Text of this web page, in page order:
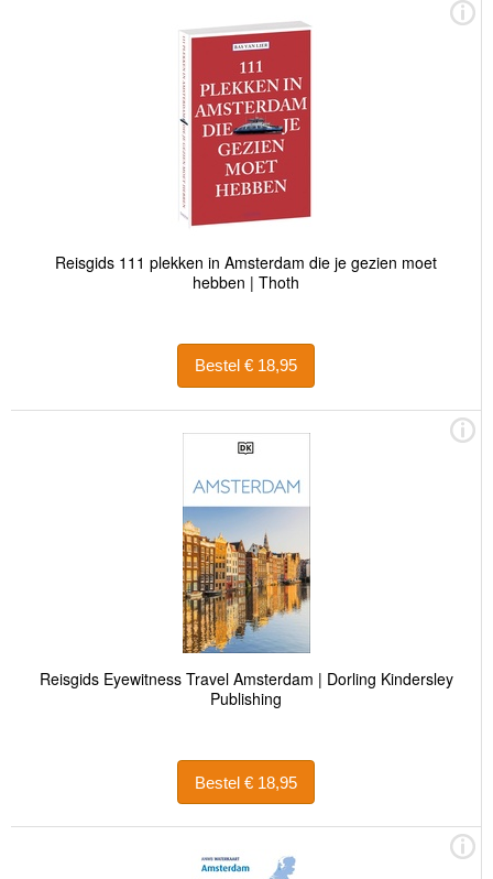
Reisgids 111 plekken in Amsterdam die je gezien moet
hebben | Thoth
Bestel € 18,95
Reisgids Eyewitness Travel Amsterdam | Dorling Kindersley
Publishing
Bestel € 18,95